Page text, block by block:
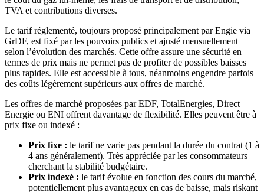
TVA et contributions diverses.
Le tarif réglementé, toujours proposé principalement par Engie via
GrDF, est fixé par les pouvoirs publics et ajusté mensuellement
selon l’évolution des marchés. Cette offre assure une sécurité en
termes de prix mais ne permet pas de profiter de possibles baisses
plus rapides. Elle est accessible à tous, néanmoins engendre parfois
des coûts légèrement supérieurs aux offres de marché.
Les offres de marché proposées par EDF, TotalEnergies, Direct
Energie ou ENI offrent davantage de flexibilité. Elles peuvent être à
prix fixe ou indexé :
Prix fixe : le tarif ne varie pas pendant la durée du contrat (1 à
4 ans généralement). Très appréciée par les consommateurs
cherchant la stabilité budgétaire.
Prix indexé : le tarif évolue en fonction des cours du marché,
potentiellement plus avantageux en cas de baisse, mais riskant